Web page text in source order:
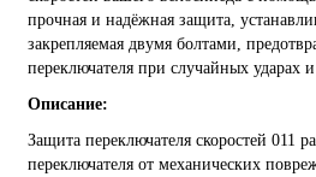
прочная и надёжная защита,
закрепляемая двумя болтами,
переключателя при случайных ударах и
Описание:
Защита переключателя скоростей 011
переключателя от механических